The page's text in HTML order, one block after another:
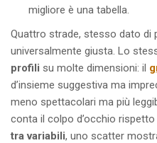
migliore è una tabella.
Quattro strade, stesso dato di
universalmente giusta. Lo
profili su molte dimensioni: il
d’insieme suggestiva ma
meno spettacolari ma più
conta il colpo d’occhio
tra variabili, uno scatter